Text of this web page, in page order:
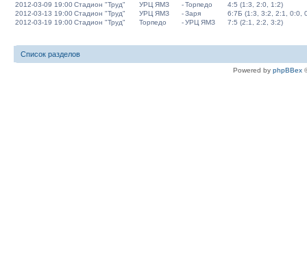
2012-03-09 19:00Стадион "Труд" УРЦ ЯМЗ -Торпедо
4:5 (1:3, 2:0, 1:2)
2012-03-13 19:00Стадион "Труд" УРЦ ЯМЗ -Заря
6:7Б (1:3, 3:2, 2:1, 0:0,
2012-03-19 19:00Стадион "Труд" Торпедо -УРЦ ЯМЗ 7:5 (2:1, 2:2, 3:2)
Список разделов
Powered by phpBBex